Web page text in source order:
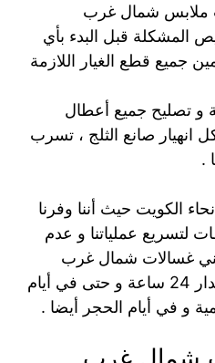
ملابس شمال غرب
المشكلة قبل البدء بأي
جميع قطع الغيار اللازمة
و تصليح جميع أعطال
انهيار صانع الثلج ، تسرب
.
الكويت حيث أننا وفرنا
لتسريع عملياتنا و عدم
فني غسالات شمال غرب
الصليبيخات متوفر على مدار 24 ساعة و حتى في أيام
و في أيام الحجر أيضا .